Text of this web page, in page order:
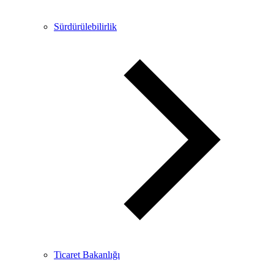
Sürdürülebilirlik
Ticaret Bakanlığı